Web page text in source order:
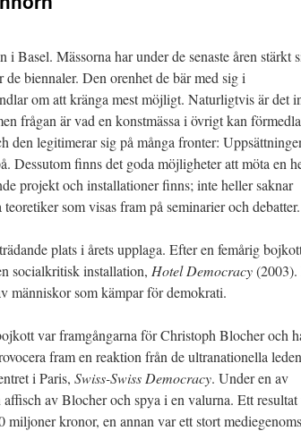
Basel. Mässorna har under de senaste åren stärkt
biennaler. Den orenhet de bär med sig i
om att kränga mest möjligt. Naturligtvis är det
frågan är vad en konstmässa i övrigt kan
den legitimerar sig på många fronter:
Dessutom finns det goda möjligheter att möta en
projekt och installationer finns; inte heller saknar
som visas fram på seminarier och debatter.
plats i årets upplaga. Efter en femårig
socialkritisk installation, Hotel Democracy(2003).
människor som kämpar för demokrati.
var framgångarna för Christoph Blocher och
fram en reaktion från de ultranationella
i Paris, Swiss-Swiss Democracy. Under en av
av Blocher och spya i en valurna. Ett resultat
kronor, en annan var ett stort